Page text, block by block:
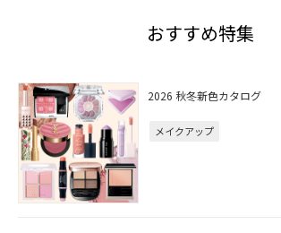
おすすめ特集
2026 秋冬新色カタログ
メイクアップ